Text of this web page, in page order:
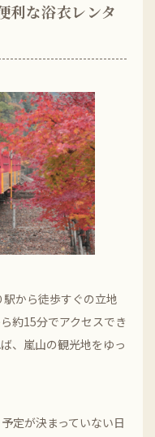
利な浴衣レンタ
駅から徒歩すぐの立地
約15分でアクセスでき
、嵐山の観光地をゆっ
定が決まっていない日